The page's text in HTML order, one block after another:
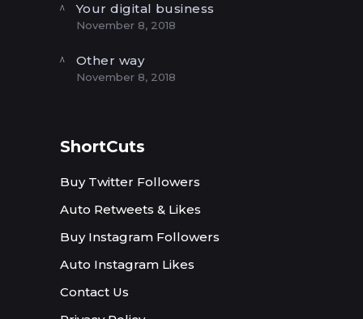
Your digital business
November 8, 2018
Other way
November 8, 2018
ShortCuts
Buy Twitter Followers
Auto Retweets & Likes
Buy Instagram Followers
Auto Instagram Likes
Contact Us